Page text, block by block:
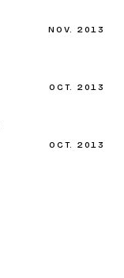
NOV. 2013
OCT. 2013
OCT. 2013